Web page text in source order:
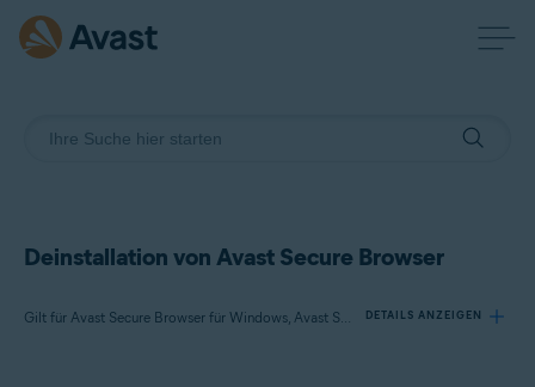
Deinstallation von Avast Secure Browser
Gilt für Avast Secure Browser für Windows, Avast Secure Browser für Mac, Avast Secure Browser für Android, Avast Secure Browser für iOS DETAILS ANZEIGEN